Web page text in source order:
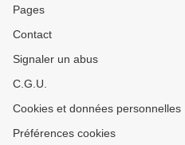
Pages
Contact
Signaler un abus
C.G.U.
Cookies et données personnelles
Préférences cookies